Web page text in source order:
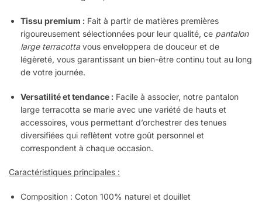
Tissu premium : Fait à partir de matières premières
rigoureusement sélectionnées pour leur qualité, ce pantalon
large terracotta vous enveloppera de douceur et de
légèreté, vous garantissant un bien-être continu tout au long
de votre journée.
Versatilité et tendance : Facile à associer, notre pantalon
large terracotta se marie avec une variété de hauts et
accessoires, vous permettant d’orchestrer des tenues
diversifiées qui reflètent votre goût personnel et
correspondent à chaque occasion.
Caractéristiques principales :
Composition : Coton 100% naturel et douillet